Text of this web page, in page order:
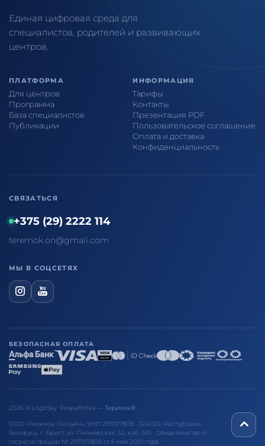
Единая цифровая среда для
специалистов, родителей и развивающих
центров.
ПЛАТФОРМА
Для центров
Программа
База специалистов
Публикации
ИНФОРМАЦИЯ
Тарифы
Контакты
Презентация PDF
Пользовательское соглашение
Оплата и доставка
Конфиденциальность
СВЯЗАТЬСЯ
+375 (29) 2222 114
teremok.on@gmail.com
МЫ В СОЦСЕТЯХ
БЕЗОПАСНАЯ ОПЛАТА
2026 © LogoSky. Разработка — Теремок®
ООО «Теремок Онлайн», УНП 291707808 · 224020, Республика
Беларусь, г. Брест, ул. Пионерская, 52, каб. 510 · Свидетельство о
госрегистрации № 291707808 от 6 мая 2021 года